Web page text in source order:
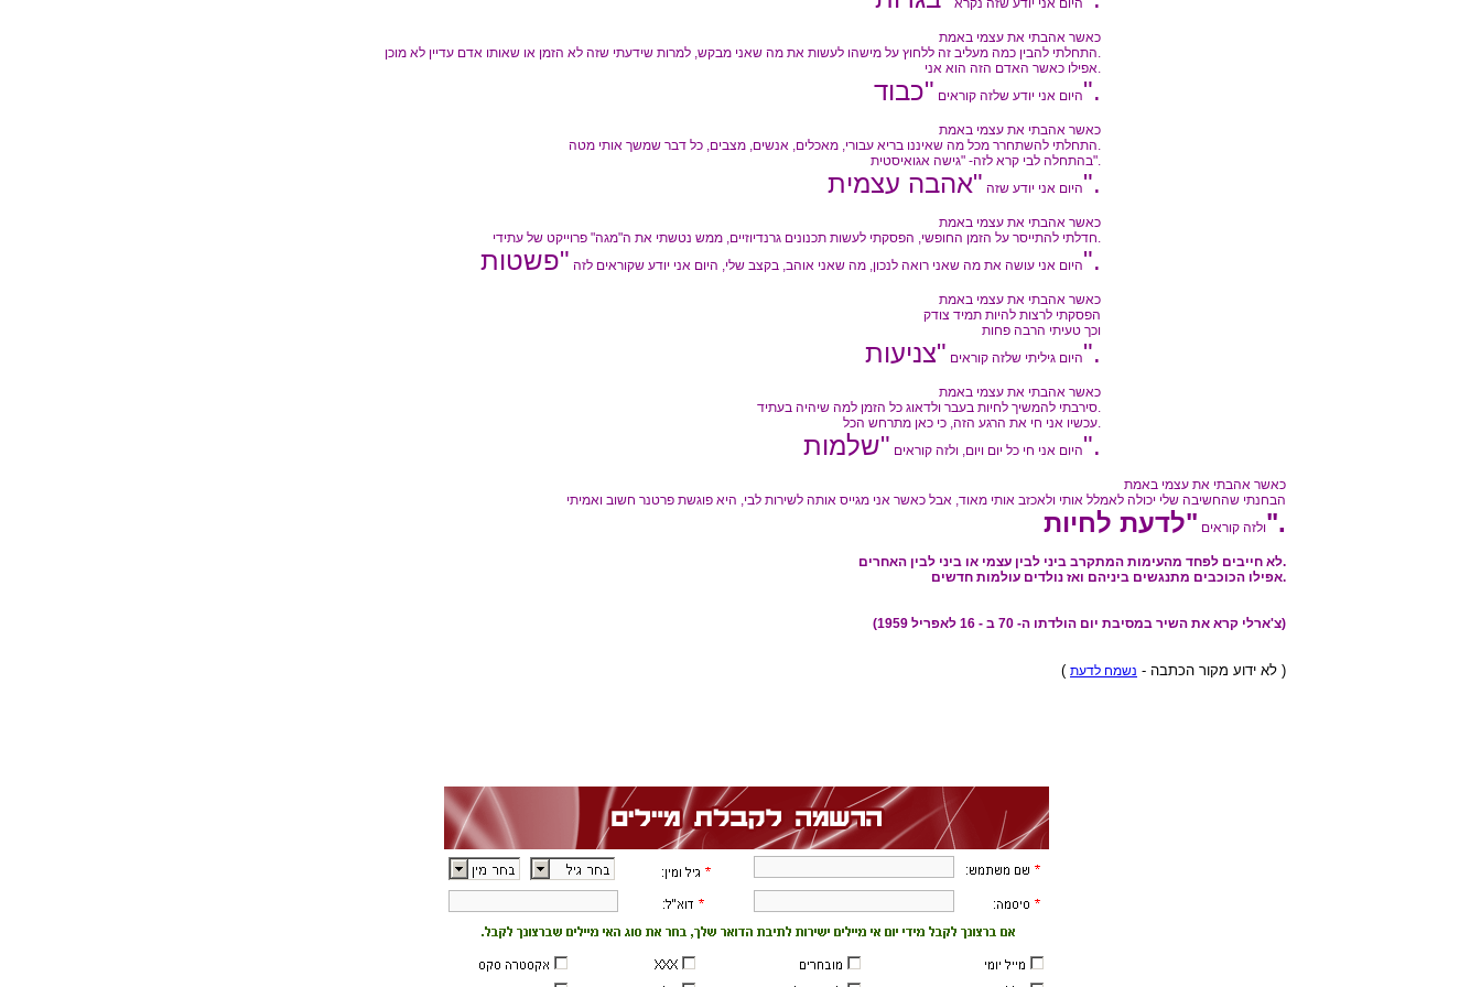
היום אני יודע שזה נקרא
כאשר אהבתי את עצמי באמת
התחלתי להבין כמה מעליב זה ללחוץ על מישהו לעשות את מה שאני מבקש, למרות שידעתי שזה לא הזמן או שאותו אדם עדיין לא מוכן.
אפילו כאשר האדם הזה הוא אני.
היום אני יודע שלזה קוראים"כבוד".
כאשר אהבתי את עצמי באמת
התחלתי להשתחרר מכל מה שאיננו בריא עבורי, מאכלים, אנשים, מצבים, כל דבר שמשך אותי מטה.
בהתחלה לבי קרא לזה- "גישה אגואיסטית".
היום אני יודע שזה"אהבה עצמית".
כאשר אהבתי את עצמי באמת
חדלתי להתייסר על הזמן החופשי, הפסקתי לעשות תכנונים גרנדיוזיים, ממש נטשתי את ה"מגה" פרוייקט של עתידי.
היום אני עושה את מה שאני רואה לנכון, מה שאני אוהב, בקצב שלי, היום אני יודע שקוראים לזה"פשטות".
כאשר אהבתי את עצמי באמת
הפסקתי לרצות להיות תמיד צודק
וכך טעיתי הרבה פחות
היום גיליתי שלזה קוראים"צניעות".
כאשר אהבתי את עצמי באמת
סירבתי להמשיך לחיות בעבר ולדאוג כל הזמן למה שיהיה בעתיד.
עכשיו אני חי את הרגע הזה, כי כאן מתרחש הכל.
היום אני חי כל יום ויום, ולזה קוראים"שלמות".
כאשר אהבתי את עצמי באמת
הבחנתי שהחשיבה שלי יכולה לאמלל אותי ולאכזב אותי מאוד, אבל כאשר אני מגייס אותה לשירות לבי, היא פוגשת פרטנר חשוב ואמיתי
ולזה קוראים"לדעת לחיות".
לא חייבים לפחד מהעימות המתקרב ביני לבין עצמי או ביני לבין האחרים.
אפילו הכוכבים מתנגשים ביניהם ואז נולדים עולמות חדשים.
(צ'ארלי קרא את השיר במסיבת יום הולדתו ה- 70 ב - 16 לאפריל 1959)
( לא ידוע מקור הכתבה - נשמח לדעת )